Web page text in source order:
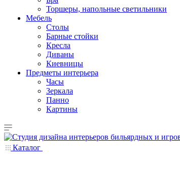
Торшеры, напольные светильники
Мебель
Столы
Барные стойки
Кресла
Диваны
Киевницы
Предметы интерьера
Часы
Зеркала
Панно
Картины
Каталог